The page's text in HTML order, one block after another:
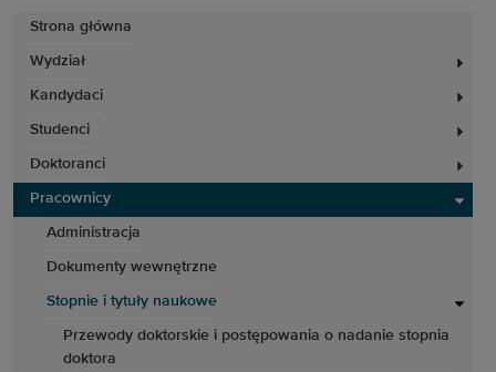
Strona główna
Wydział
Kandydaci
Studenci
Doktoranci
Pracownicy
Administracja
Dokumenty wewnętrzne
Stopnie i tytuły naukowe
Przewody doktorskie i postępowania o nadanie stopnia
doktora